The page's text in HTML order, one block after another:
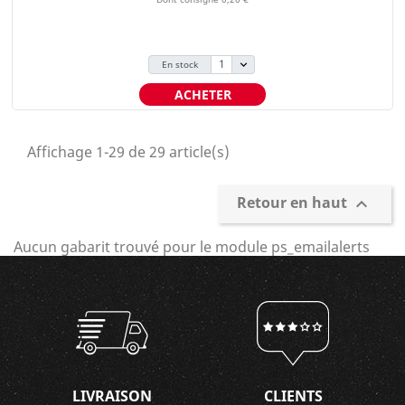
En stock
ACHETER
Affichage 1-29 de 29 article(s)
Retour en haut 
Aucun gabarit trouvé pour le module ps_emailalerts
LIVRAISON CLIENTS